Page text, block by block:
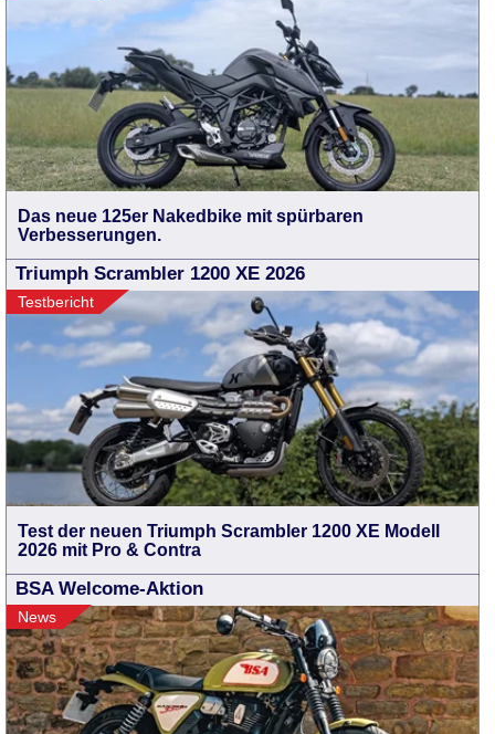
Das neue 125er Nakedbike mit spürbaren
Verbesserungen.
Triumph Scrambler 1200 XE 2026
Testbericht
Test der neuen Triumph Scrambler 1200 XE Modell
2026 mit Pro & Contra
BSA Welcome-Aktion
News